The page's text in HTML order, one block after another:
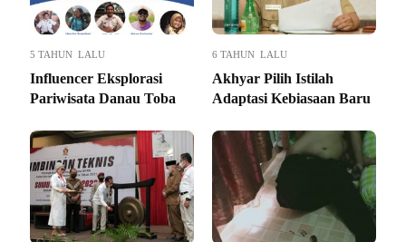
5 TAHUN LALU
Influencer Eksplorasi
Pariwisata Danau Toba
6 TAHUN LALU
Akhyar Pilih Istilah
Adaptasi Kebiasaan Baru